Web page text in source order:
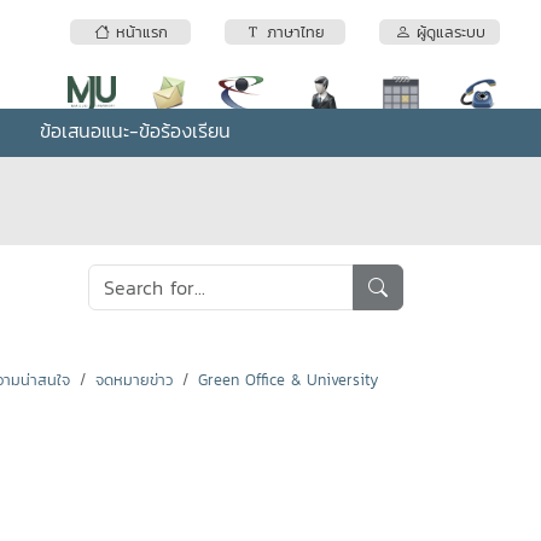
หน้าแรก ภาษาไทย ผู้ดูแลระบบ
ข้อเสนอแนะ-ข้อร้องเรียน
มน่าสนใจ จดหมายข่าว
Green Office & University